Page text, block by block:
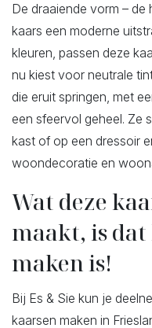
De draaiende vorm – de
kaars een moderne
kleuren, passen deze
nu kiest voor neutrale
die eruit springen, met
een sfeervol geheel. Ze
kast of op een dressoir
woondecoratie en
Wat deze
maakt, is
maken is!
Bij Es & Sie kun je
kaarsen maken in